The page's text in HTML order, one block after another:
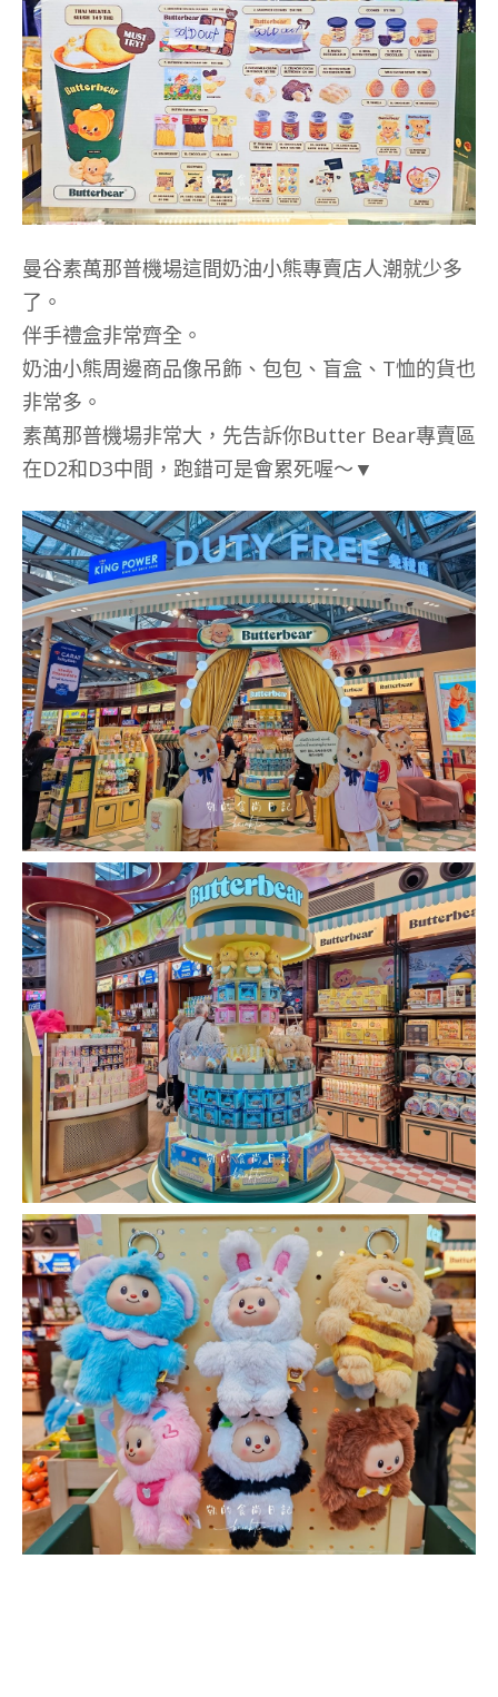
曼谷素萬那普機場這間奶油小熊專賣店人潮就少多
了。
伴手禮盒非常齊全。
奶油小熊周邊商品像吊飾、包包、盲盒、T恤的貨也
非常多。
素萬那普機場非常大，先告訴你Butter Bear專賣區
在D2和D3中間，跑錯可是會累死喔～▼